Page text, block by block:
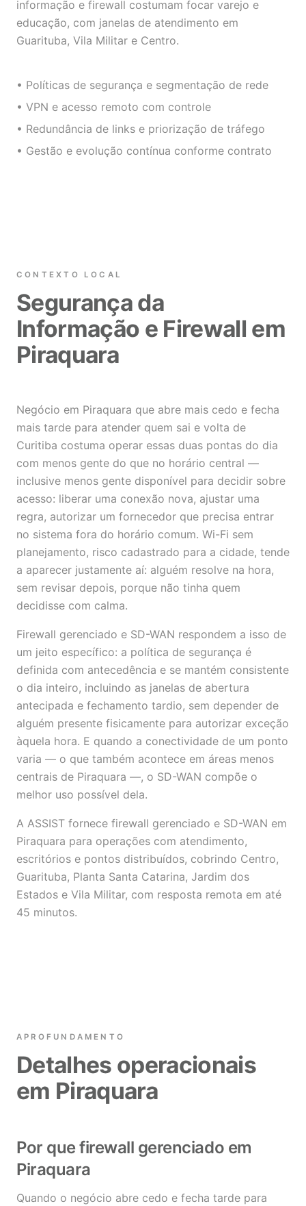
informação e firewall costumam focar varejo e
educação, com janelas de atendimento em
Guarituba, Vila Militar e Centro.
• Políticas de segurança e segmentação de rede
• VPN e acesso remoto com controle
• Redundância de links e priorização de tráfego
• Gestão e evolução contínua conforme contrato
CONTEXTO LOCAL
Segurança da
Informação e Firewall em
Piraquara
Negócio em Piraquara que abre mais cedo e fecha
mais tarde para atender quem sai e volta de
Curitiba costuma operar essas duas pontas do dia
com menos gente do que no horário central —
inclusive menos gente disponível para decidir sobre
acesso: liberar uma conexão nova, ajustar uma
regra, autorizar um fornecedor que precisa entrar
no sistema fora do horário comum. Wi-Fi sem
planejamento, risco cadastrado para a cidade, tende
a aparecer justamente aí: alguém resolve na hora,
sem revisar depois, porque não tinha quem
decidisse com calma.
Firewall gerenciado e SD-WAN respondem a isso de
um jeito específico: a política de segurança é
definida com antecedência e se mantém consistente
o dia inteiro, incluindo as janelas de abertura
antecipada e fechamento tardio, sem depender de
alguém presente fisicamente para autorizar exceção
àquela hora. E quando a conectividade de um ponto
varia — o que também acontece em áreas menos
centrais de Piraquara —, o SD-WAN compõe o
melhor uso possível dela.
A ASSIST fornece firewall gerenciado e SD-WAN em
Piraquara para operações com atendimento,
escritórios e pontos distribuídos, cobrindo Centro,
Guarituba, Planta Santa Catarina, Jardim dos
Estados e Vila Militar, com resposta remota em até
45 minutos.
APROFUNDAMENTO
Detalhes operacionais
em Piraquara
Por que firewall gerenciado em
Piraquara
Quando o negócio abre cedo e fecha tarde para